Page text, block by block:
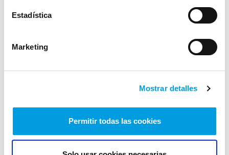
Estadística
Marketing
Mostrar detalles
Permitir todas las cookies
negativos.